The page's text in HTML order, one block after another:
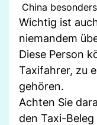
China
Wichtig ist
niemandem
Diese Person
Taxifahrer, zu
gehören.
Achten Sie
den Taxi-